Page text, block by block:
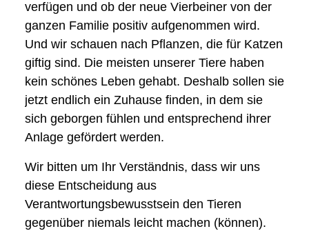
verfügen und ob der neue Vierbeiner von der
ganzen Familie positiv aufgenommen wird.
Und wir schauen nach Pflanzen, die für Katzen
giftig sind. Die meisten unserer Tiere haben
kein schönes Leben gehabt. Deshalb sollen sie
jetzt endlich ein Zuhause finden, in dem sie
sich geborgen fühlen und entsprechend ihrer
Anlage gefördert werden.
Wir bitten um Ihr Verständnis, dass wir uns
diese Entscheidung aus
Verantwortungsbewusstsein den Tieren
gegenüber niemals leicht machen (können).